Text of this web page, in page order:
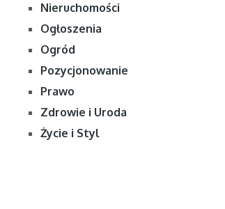
Nieruchomości
Ogłoszenia
Ogród
Pozycjonowanie
Prawo
Zdrowie i Uroda
Życie i Styl